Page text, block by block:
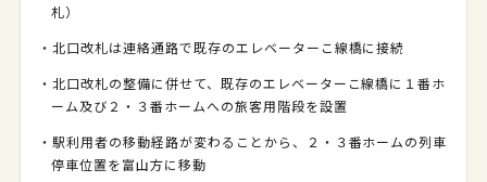
札）
・北口改札は連絡通路で既存のエレベーターこ線橋に接続
・北口改札の整備に併せて、既存のエレベーターこ線橋に１番ホ
ーム及び２・３番ホームへの旅客用階段を設置
・駅利用者の移動経路が変わることから、２・３番ホームの列車
停車位置を富山方に移動